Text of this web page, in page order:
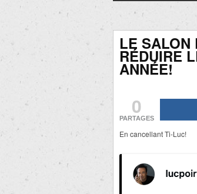
LE SALON
RÉDUIRE
ANNÉE!
0
PARTAGES
En cancellant Ti-Luc!